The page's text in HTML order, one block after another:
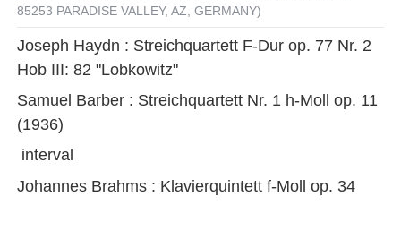
85253 PARADISE VALLEY, AZ, GERMANY)
Joseph Haydn : Streichquartett F-Dur op. 77 Nr. 2
Hob III: 82 "Lobkowitz"
Samuel Barber : Streichquartett Nr. 1 h-Moll op. 11
(1936)
interval
Johannes Brahms : Klavierquintett f-Moll op. 34